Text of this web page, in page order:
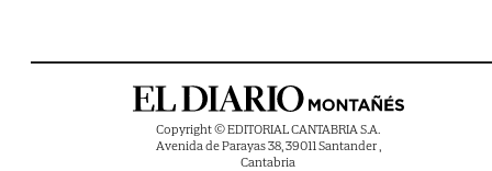
Copyright © EDITORIAL CANTABRIA S.A.
Avenida de Parayas 38, 39011 Santander ,
Cantabria